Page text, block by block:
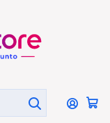
Xbox 360 - Ps